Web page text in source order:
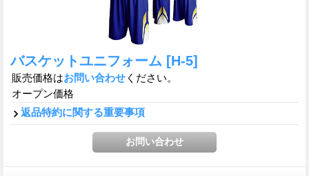
バスケットユニフォーム [H-5]
販売価格はお問い合わせ ください。
オープン価格
返品特約に関する重要事項